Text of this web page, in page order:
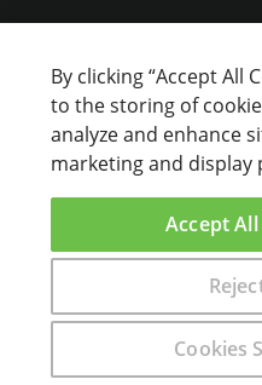
Encuentra aquí
CENTROS DE FORMACIÓN
Anunciar cursos
USUARIOS
Aviso legal
By clicking “Accept All
to the storing of
analyze and enhance
marketing and display
Cookies
Accept